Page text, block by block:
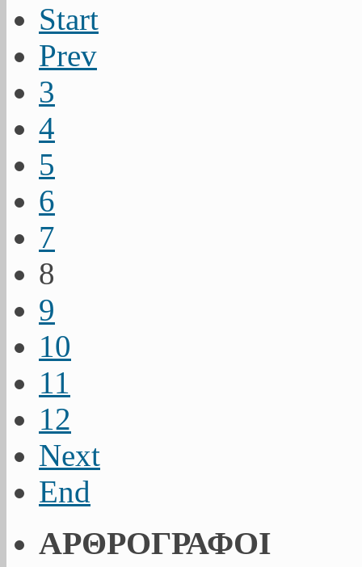
Start
Prev
3
4
5
6
7
8
9
10
11
12
Next
End
ΑΡΘΡΟΓΡΑΦΟΙ